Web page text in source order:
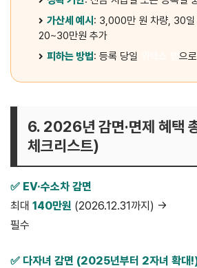
가산세 예시 : 3,000만 원 차량, 30
20~30만원 추가
피하는 방법: 등록 당일 으
6. 2026년 감면·면제 혜택
체크리스트)
✅ EV·수소차 감면
최대 140만원 (2026.12.31까지) →
필수
✅ 다자녀 감면 (2025년부터 2자녀 확대